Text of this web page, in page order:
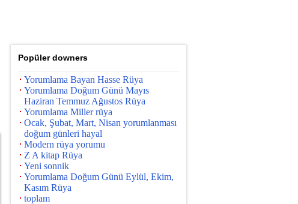
Popüler downers
Yorumlama Bayan Hasse Rüya
Yorumlama Doğum Günü Mayıs
Haziran Temmuz Ağustos Rüya
Yorumlama Miller rüya
Ocak, Şubat, Mart, Nisan yorumlanması
doğum günleri hayal
Modern rüya yorumu
Z A kitap Rüya
Yeni sonnik
Yorumlama Doğum Günü Eylül, Ekim,
Kasım Rüya
toplam